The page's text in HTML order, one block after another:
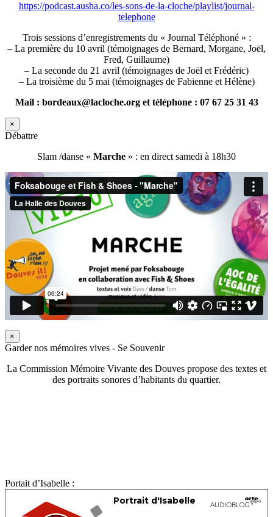
https://podcast.ausha.co/les-sons-de-la-cloche/playlist/journal-
telephone
Trois sessions d’enregistrements du « Journal Téléphoné » :
– La première du 10 avril (témoignages de Bernard, Morgane, Joël,
Fred, Guillaume)
– La seconde du 21 avril (témoignages de Joël et Frédéric)
– La troisième du 5 mai (témoignages de Fabienne et Hélène)
Mail : bordeaux@lacloche.org et téléphone : 07 67 25 31 43
×
Débattre
Slam /danse « Marche » : en direct samedi à 18h30
×
Garder nos mémoires vives - Se Souvenir
La Commission Mémoire Vivante des Douves propose des textes et
des portraits sonores d’habitants du quartier.
Portait d’Isabelle :